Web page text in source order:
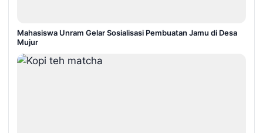
Mahasiswa Unram Gelar Sosialisasi Pembuatan Jamu di Desa
Mujur